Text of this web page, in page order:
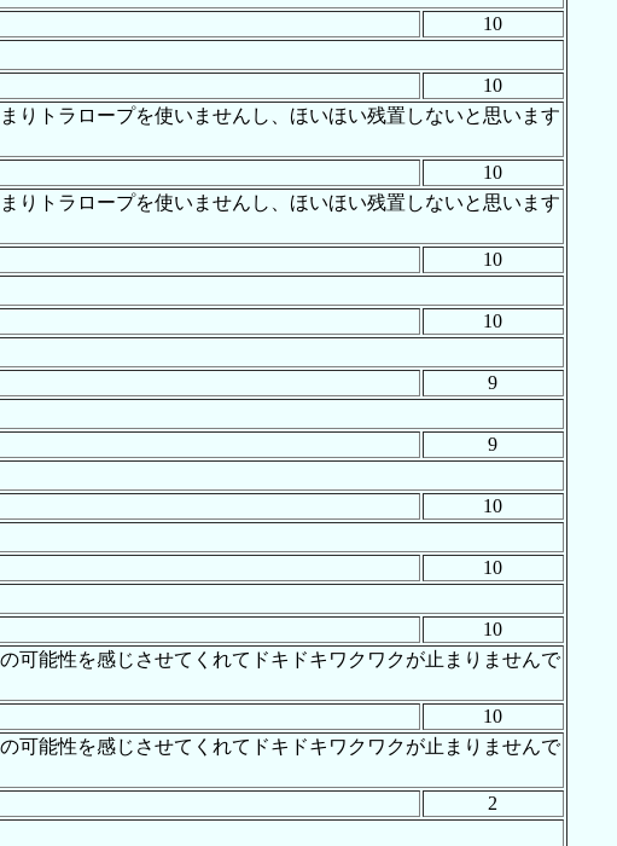
10
10
トラロープを使いませんし、ほいほい残置しないと思います
10
トラロープを使いませんし、ほいほい残置しないと思います
10
10
9
9
10
10
10
可能性を感じさせてくれてドキドキワクワクが止まりませんで
10
可能性を感じさせてくれてドキドキワクワクが止まりませんで
2